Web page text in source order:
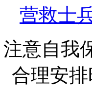
营救士
注意自我
合理安